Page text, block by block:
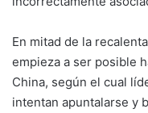
En mitad de la
empieza a ser posible
China, según el cual
intentan apuntalarse y